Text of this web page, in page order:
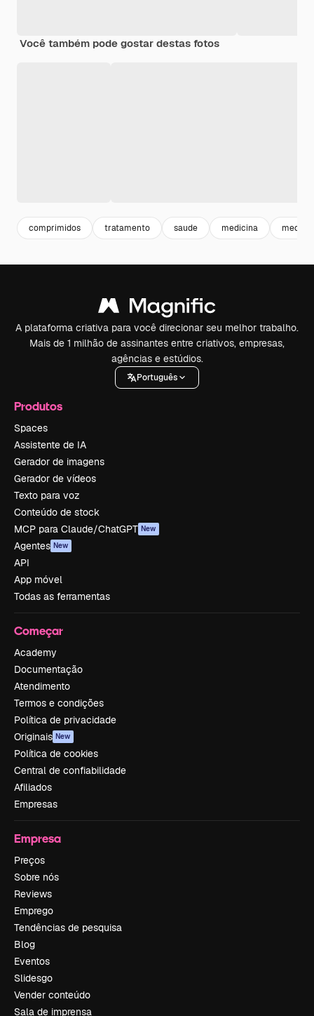
Você também pode gostar destas fotos
comprimidos tratamento saude medicina medical
A plataforma criativa para você direcionar seu melhor trabalho.
Mais de 1 milhão de assinantes entre criativos, empresas,
agências e estúdios.
Português
Produtos
Spaces
Assistente de IA
Gerador de imagens
Gerador de vídeos
Texto para voz
Conteúdo de stock
MCP para Claude/ChatGPT New
Agentes New
API
App móvel
Todas as ferramentas
Começar
Academy
Documentação
Atendimento
Termos e condições
Política de privacidade
Originais New
Política de cookies
Central de confiabilidade
Afiliados
Empresas
Empresa
Preços
Sobre nós
Reviews
Emprego
Tendências de pesquisa
Blog
Eventos
Slidesgo
Vender conteúdo
Sala de imprensa